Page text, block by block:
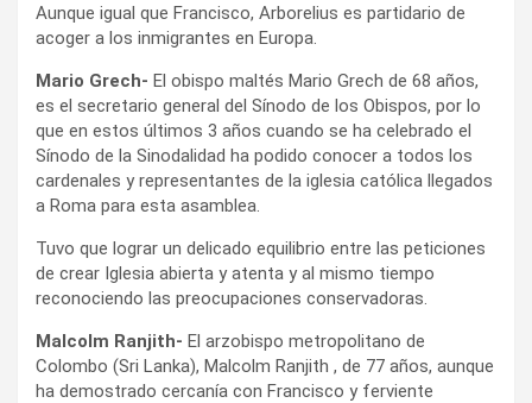
Aunque igual que Francisco, Arborelius es partidario de
acoger a los inmigrantes en Europa.
Mario Grech- El obispo maltés Mario Grech de 68 años,
es el secretario general del Sínodo de los Obispos, por lo
que en estos últimos 3 años cuando se ha celebrado el
Sínodo de la Sinodalidad ha podido conocer a todos los
cardenales y representantes de la iglesia católica llegados
a Roma para esta asamblea.
Tuvo que lograr un delicado equilibrio entre las peticiones
de crear Iglesia abierta y atenta y al mismo tiempo
reconociendo las preocupaciones conservadoras.
Malcolm Ranjith- El arzobispo metropolitano de
Colombo (Sri Lanka), Malcolm Ranjith , de 77 años, aunque
ha demostrado cercanía con Francisco y ferviente